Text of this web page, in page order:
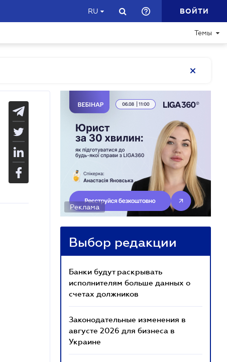
RU ВОЙТИ
Темы
Реклама
Выбор редакции
Банки будут раскрывать
исполнителям больше данных о
счетах должников
Законодательные изменения в
августе 2026 для бизнеса в
Украине